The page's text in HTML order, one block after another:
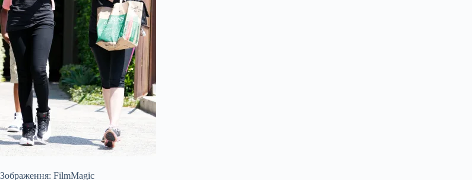
Зображення: FilmMagic